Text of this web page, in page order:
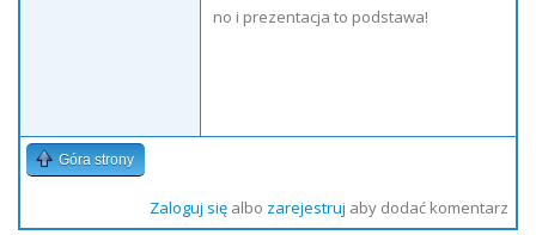
no i prezentacja to podstawa!
Góra strony
Zaloguj sięalbo zarejestruj aby dodać komentarz